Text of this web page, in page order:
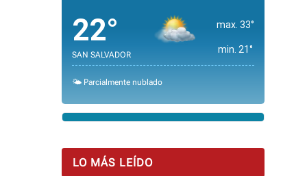
22°
SAN SALVADOR
max. 33°
min. 21°
🌤️ Parcialmente nublado
LO MÁS LEÍDO